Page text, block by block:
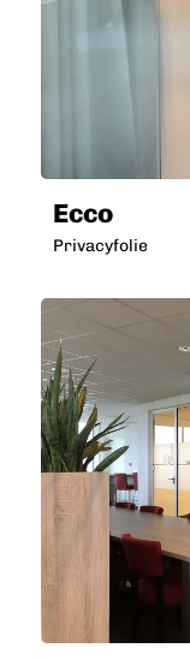
Ecco
Privacyfolie